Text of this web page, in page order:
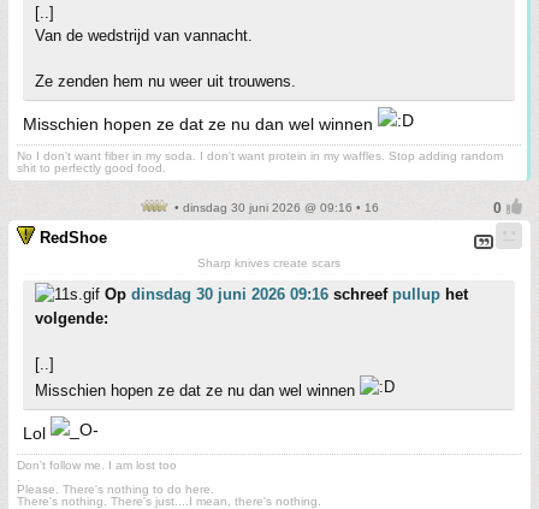
[..]
Van de wedstrijd van vannacht.
Ze zenden hem nu weer uit trouwens.
Misschien hopen ze dat ze nu dan wel winnen
No I don't want fiber in my soda. I don't want protein in my waffles. Stop adding random
shit to perfectly good food.
• dinsdag 30 juni 2026 @ 09:16 • 16
RedShoe
Sharp knives create scars
Op dinsdag 30 juni 2026 09:16 schreef pullup het
volgende:
[..]
Misschien hopen ze dat ze nu dan wel winnen
Lol
Don't follow me. I am lost too
Please. There's nothing to do here.
There's nothing. There's just....I mean, there's nothing.